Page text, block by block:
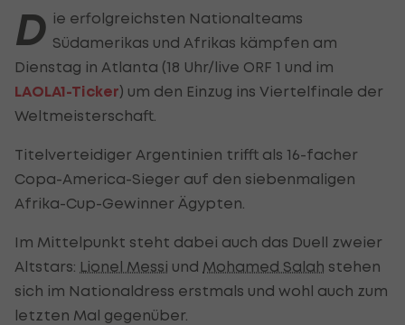
D ie erfolgreichsten Nationalteams
Südamerikas und Afrikas kämpfen am
Dienstag in Atlanta (18 Uhr/live ORF 1 und im
LAOLA1-Ticker) um den Einzug ins Viertelfinale der
Weltmeisterschaft.
Titelverteidiger Argentinien trifft als 16-facher
Copa-America-Sieger auf den siebenmaligen
Afrika-Cup-Gewinner Ägypten.
Im Mittelpunkt steht dabei auch das Duell zweier
Altstars: Lionel Messi und Mohamed Salah stehen
sich im Nationaldress erstmals und wohl auch zum
letzten Mal gegenüber.